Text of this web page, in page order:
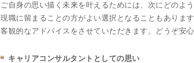
ご自身の思い描く未来を叶えるためには、次にどのよ
現職に留まることの方がよい選択となることもありま
客観的なアドバイスをさせていただきます。どうぞ安
キャリアコンサルタントとしての思い